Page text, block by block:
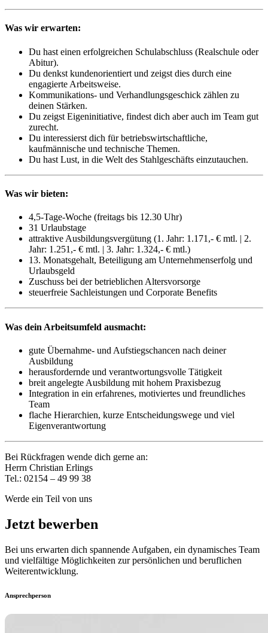
Was wir erwarten:
Du hast einen erfolgreichen Schulabschluss (Realschule oder
Abitur).
Du denkst kundenorientiert und zeigst dies durch eine
engagierte Arbeitsweise.
Kommunikations‐ und Verhandlungsgeschick zählen zu
deinen Stärken.
Du zeigst Eigeninitiative, findest dich aber auch im Team gut
zurecht.
Du interessierst dich für betriebswirtschaftliche,
kaufmännische und technische Themen.
Du hast Lust, in die Welt des Stahlgeschäfts einzutauchen.
Was wir bieten:
4,5-Tage-Woche (freitags bis 12.30 Uhr)
31 Urlaubstage
attraktive Ausbildungsvergütung (1. Jahr: 1.171,- € mtl. | 2.
Jahr: 1.251,- € mtl. | 3. Jahr: 1.324,- € mtl.)
13. Monatsgehalt, Beteiligung am Unternehmenserfolg und
Urlaubsgeld
Zuschuss bei der betrieblichen Altersvorsorge
steuerfreie Sachleistungen und Corporate Benefits
Was dein Arbeitsumfeld ausmacht:
gute Übernahme‐ und Aufstiegschancen nach deiner
Ausbildung
herausfordernde und verantwortungsvolle Tätigkeit
breit angelegte Ausbildung mit hohem Praxisbezug
Integration in ein erfahrenes, motiviertes und freundliches
Team
flache Hierarchien, kurze Entscheidungswege und viel
Eigenverantwortung
Bei Rückfragen wende dich gerne an:
Herrn Christian Erlings
Tel.: 02154 – 49 99 38
Werde ein Teil von uns
Jetzt bewerben
Bei uns erwarten dich spannende Aufgaben, ein dynamisches Team
und vielfältige Möglichkeiten zur persönlichen und beruflichen
Weiterentwicklung.
Ansprechperson